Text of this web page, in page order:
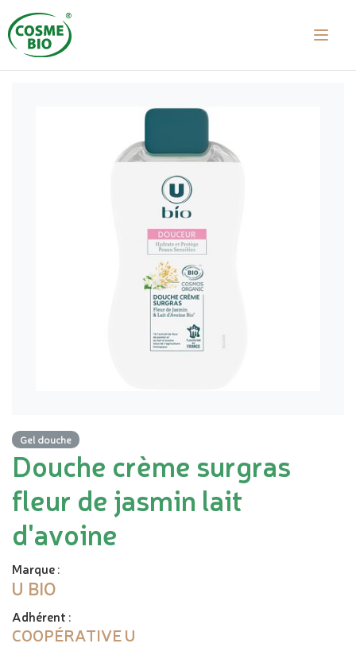
Gel douche
Douche crème surgras
fleur de jasmin lait
d'avoine
Marque:
U BIO
Adhérent :
COOPÉRATIVE U